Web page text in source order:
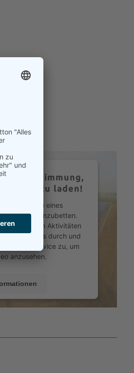
Zustimmung,
zu laden!
Service eines
einzubetten.
zu Ihren Aktivitäten
die Details durch und
des Service zu, um
anzusehen.